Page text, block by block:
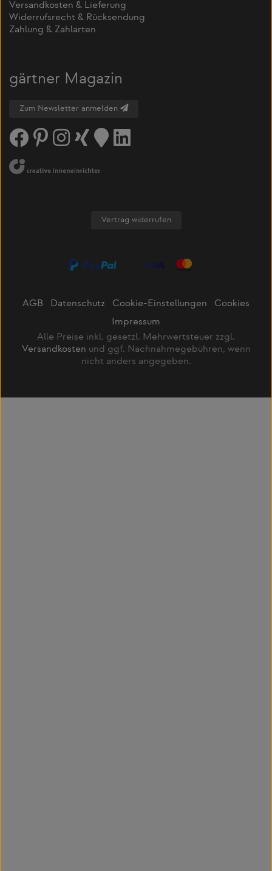
Versandkosten & Lieferung
Widerrufsrecht & Rücksendung
Zahlung & Zahlarten
gärtner Magazin
Zum Newsletter anmelden
Vertrag widerrufen
AGB Datenschutz Cookie-Einstellungen
Cookies
Impressum
Alle Preise inkl. gesetzl. Mehrwertsteuer zzgl.
Versandkosten und ggf. Nachnahmegebühren, wenn
nicht anders angegeben.